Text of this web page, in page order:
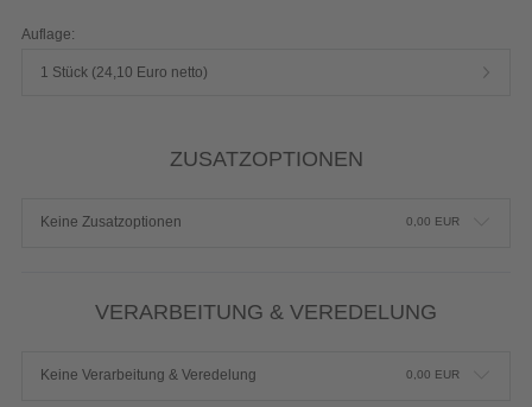
Auflage:
1 Stück (24,10 Euro netto)
ZUSATZOPTIONEN
Keine Zusatzoptionen 0,00 EUR
VERARBEITUNG & VEREDELUNG
Keine Verarbeitung & Veredelung 0,00 EUR